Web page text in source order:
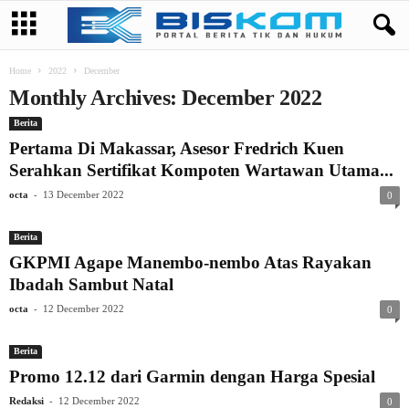
Home 2022 December
Monthly Archives: December 2022
Berita
Pertama Di Makassar, Asesor Fredrich Kuen
Serahkan Sertifikat Kompoten Wartawan Utama...
octa - 13 December 2022 0
Berita
GKPMI Agape Manembo-nembo Atas Rayakan
Ibadah Sambut Natal
octa - 12 December 2022 0
Berita
Promo 12.12 dari Garmin dengan Harga Spesial
Redaksi - 12 December 2022 0